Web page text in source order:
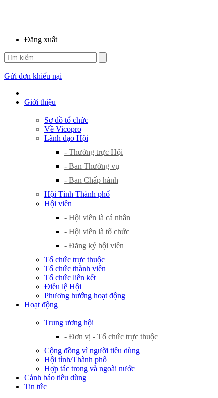
Đăng xuất
Gửi đơn khiếu nại
Giới thiệu
Sơ đồ tổ chức
Về Vicopro
Lãnh đạo Hội
- Thường trực Hội
- Ban Thường vụ
- Ban Chấp hành
Hội Tỉnh Thành phố
Hội viên
- Hội viên là cá nhân
- Hội viên là tổ chức
- Đăng ký hội viên
Tổ chức trực thuộc
Tổ chức thành viên
Tổ chức liên kết
Điều lệ Hội
Phương hướng hoạt động
Hoạt động
Trung ương hội
- Đơn vị - Tổ chức trực thuộc
Cộng đồng vì người tiêu dùng
Hội tỉnh/Thành phố
Hợp tác trong và ngoài nước
Cảnh báo tiêu dùng
Tin tức